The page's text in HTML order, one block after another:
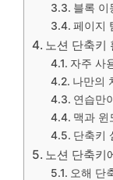
블록 이
페이지
노션 단축키
자주 사
나만의
연습만
맥과 윈
단축키
노션 단축키
오해 단